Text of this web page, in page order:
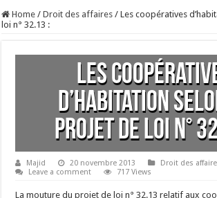
Home / Droit des affaires / Les coopératives
loi n° 32.13 :
Les
d’habitation
projet de loi n°
Majid 20 novembre 2013
Droit des
Leave a comment
717 Views
La mouture du projet de loi n° 32.13 relatif aux